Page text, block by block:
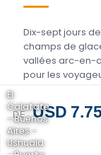
Dix-sept jours
champs de
vallées arc-en-
pour les
DE USD
El
Calafate
- Buenos
Aires -
Ushuaia